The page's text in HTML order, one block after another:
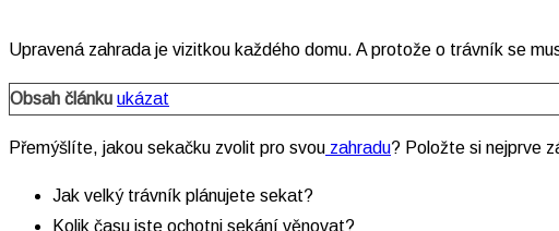
Upravená zahrada je vizitkou každého domu. A protože o trávník se
Obsah článku ukázat
Přemýšlíte, jakou sekačku zvolit pro svou zahradu? Položte si nejprve
Jak velký trávník plánujete sekat?
Kolik času jste ochotni sekání věnovat?